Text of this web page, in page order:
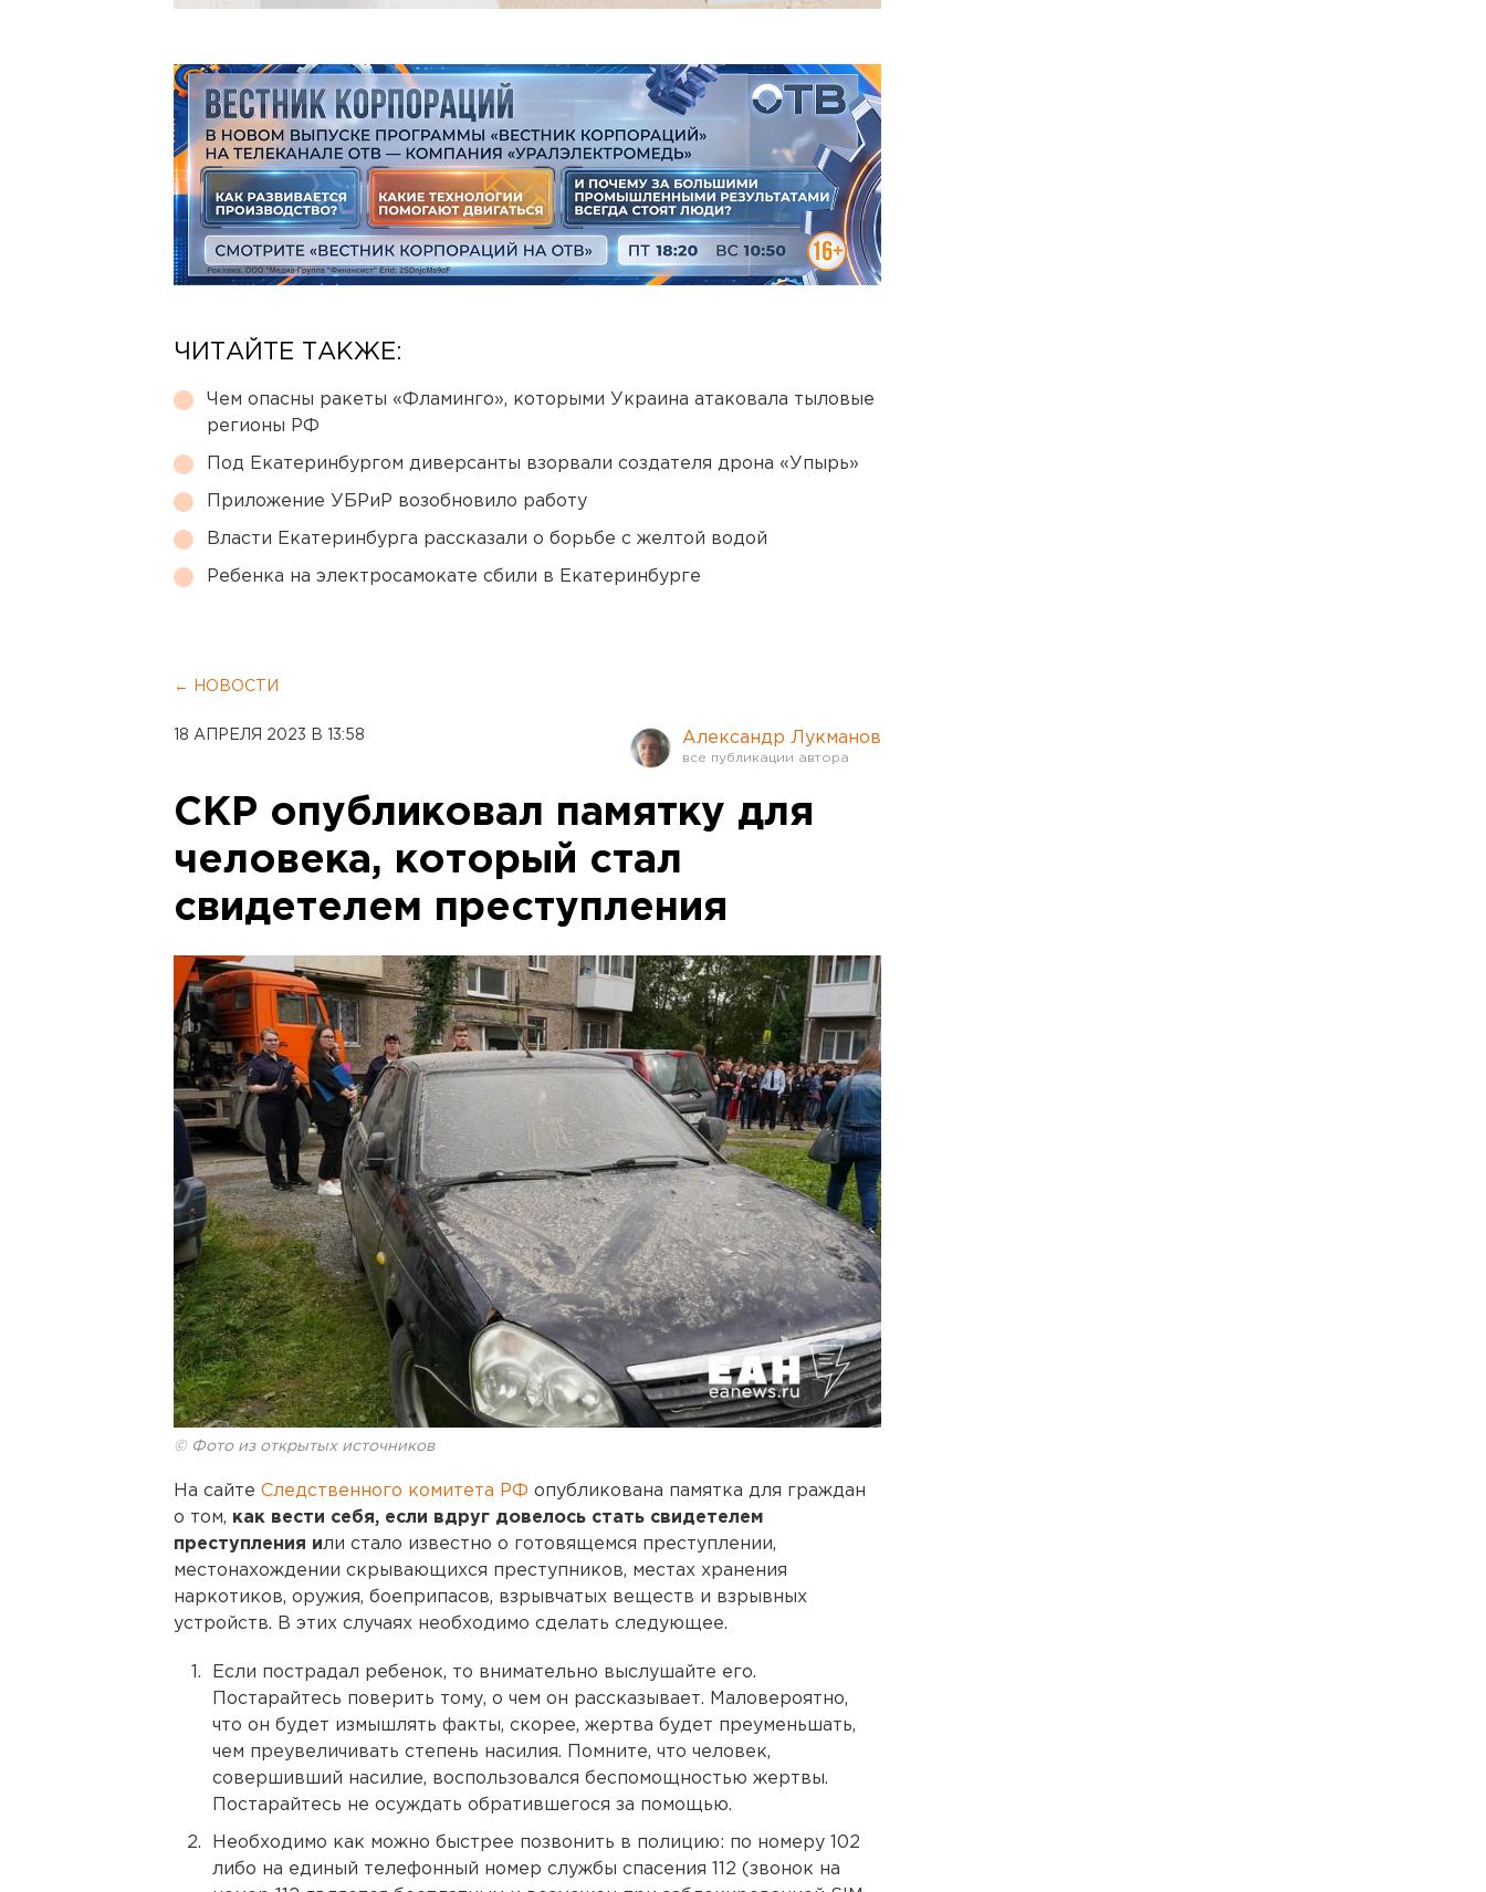
ЧИТАЙТЕ ТАКЖЕ:
Чем опасны ракеты «Фламинго», которыми Украина атаковала тыловые
регионы РФ
Под Екатеринбургом диверсанты взорвали создателя дрона «Упырь»
Приложение УБРиР возобновило работу
Власти Екатеринбурга рассказали о борьбе с желтой водой
Ребенка на электросамокате сбили в Екатеринбурге
← НОВОСТИ
18 АПРЕЛЯ 2023 В 13:58 Александр Лукманов
СКР опубликовал памятку для
человека, который стал
свидетелем преступления
© Фото из открытых источников
На сайте Следственного комитета РФ опубликована памятка для граждан
о том, как вести себя, если вдруг довелось стать свидетелем
преступления или стало известно о готовящемся преступлении,
местонахождении скрывающихся преступников, местах хранения
наркотиков, оружия, боеприпасов, взрывчатых веществ и взрывных
устройств. В этих случаях необходимо сделать следующее.
Если пострадал ребенок, то внимательно выслушайте его.
Постарайтесь поверить тому, о чем он рассказывает. Маловероятно,
что он будет измышлять факты, скорее, жертва будет преуменьшать,
чем преувеличивать степень насилия. Помните, что человек,
совершивший насилие, воспользовался беспомощностью жертвы.
Постарайтесь не осуждать обратившегося за помощью.
Необходимо как можно быстрее позвонить в полицию: по номеру 102
либо на единый телефонный номер службы спасения 112 (звонок на